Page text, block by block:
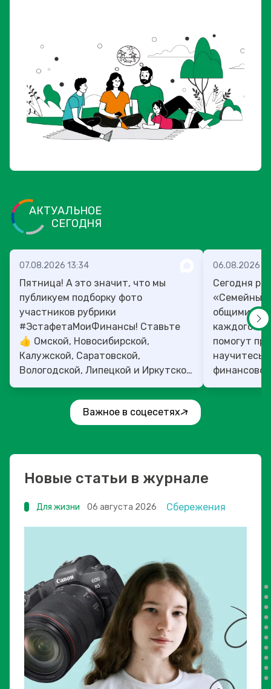
АКТУАЛЬНОЕ
СЕГОДНЯ
07.08.2026 13:34
Пятница! А это значит, что мы
публикуем подборку фото
участников рубрики
#ЭстафетаМоиФинансы! Ставьте
👍 Омской, Новосибирской,
Калужской, Саратовской,
Вологодской, Липецкой и Иркутской
областям!
06.08.2026
Сегодня
«Семейный
общими
каждого»!
помогут
научитесь:
Важное в соцесетях
Новые статьи в журнале
Для жизни 06 августа 2026 Сбережения